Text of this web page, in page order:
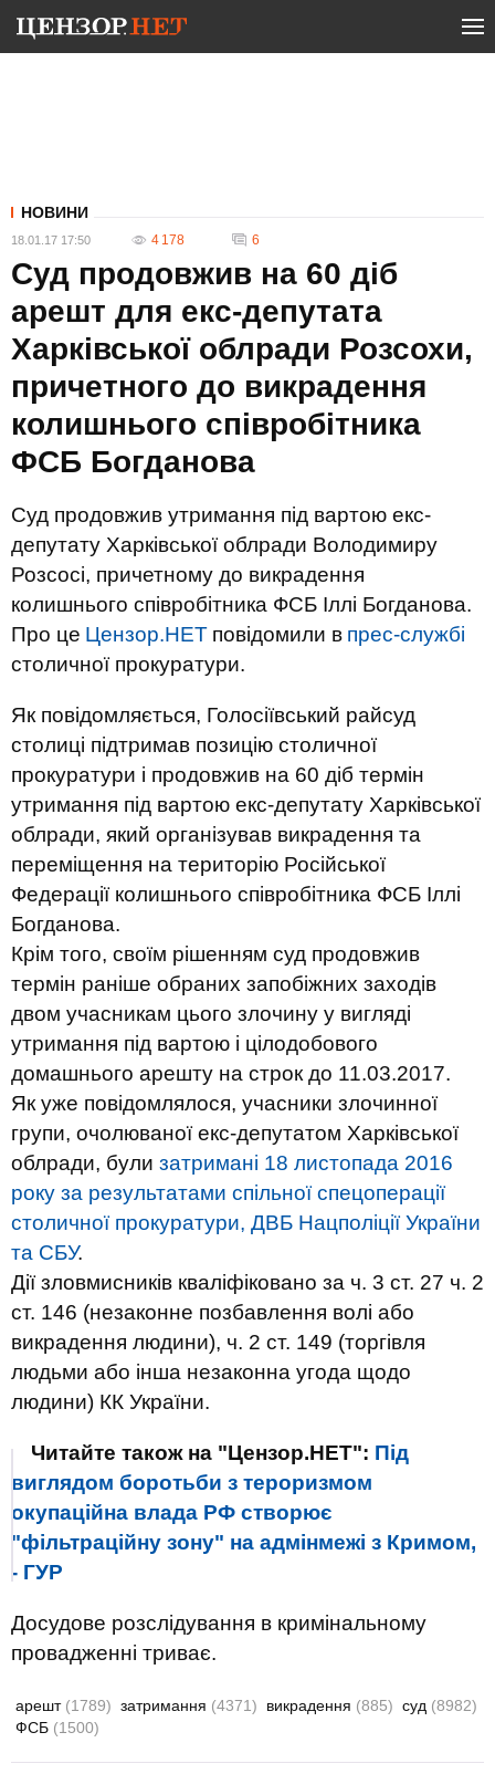
НОВИНИ
18.01.17 17:50 4 178 6
Суд продовжив на 60 діб
арешт для екс-депутата
Харківської облради Розсохи,
причетного до викрадення
колишнього співробітника
ФСБ Богданова
Суд продовжив утримання під вартою екс-
депутату Харківської облради Володимиру
Розсосі, причетному до викрадення
колишнього співробітника ФСБ Іллі Богданова.
Про це Цензор.НЕТ повідомили в прес-службі
столичної прокуратури.
Як повідомляється, Голосіївський райсуд
столиці підтримав позицію столичної
прокуратури і продовжив на 60 діб термін
утримання під вартою екс-депутату Харківської
облради, який організував викрадення та
переміщення на територію Російської
Федерації колишнього співробітника ФСБ Іллі
Богданова.
Крім того, своїм рішенням суд продовжив
термін раніше обраних запобіжних заходів
двом учасникам цього злочину у вигляді
утримання під вартою і цілодобового
домашнього арешту на строк до 11.03.2017.
Як уже повідомлялося, учасники злочинної
групи, очолюваної екс-депутатом Харківської
облради, були затримані 18 листопада 2016
року за результатами спільної спецоперації
столичної прокуратури, ДВБ Нацполіції України
та СБУ.
Дії зловмисників кваліфіковано за ч. 3 ст. 27 ч. 2
ст. 146 (незаконне позбавлення волі або
викрадення людини), ч. 2 ст. 149 (торгівля
людьми або інша незаконна угода щодо
людини) КК України.
Читайте також на "Цензор.НЕТ": Під
виглядом боротьби з тероризмом
окупаційна влада РФ створює
"фільтраційну зону" на адмінмежі з Кримом,
- ГУР
Досудове розслідування в кримінальному
провадженні триває.
арешт (1789) затримання (4371) викрадення (885) суд (8982)
ФСБ (1500)